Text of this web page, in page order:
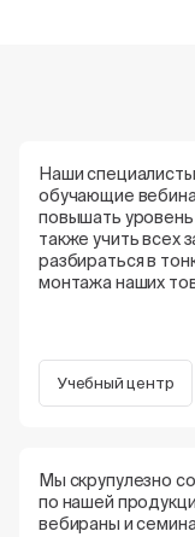
Наши
обучающие
повышать уровень
также учить всех
разбираться в
монтажа наших
Учебный центр
Мы скрупулезно
по нашей
вебираны и